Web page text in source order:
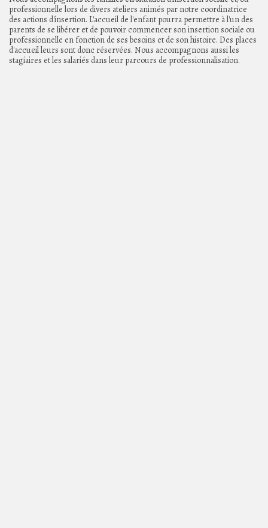
professionnelle lors de divers ateliers animés par notre coordinatrice
des actions d'insertion. L'accueil de l'enfant pourra permettre à l'un des
parents de se libérer et de pouvoir commencer son insertion sociale ou
professionnelle en fonction de ses besoins et de son histoire. Des places
d'accueil leurs sont donc réservées. Nous accompagnons aussi les
stagiaires et les salariés dans leur parcours de professionnalisation.